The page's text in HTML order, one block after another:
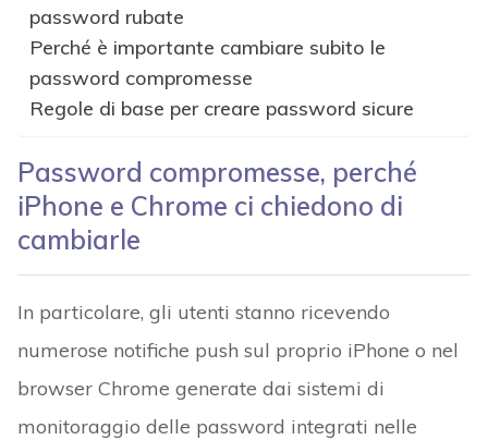
password rubate
Perché è importante cambiare subito le
password compromesse
Regole di base per creare password sicure
Password compromesse, perché
iPhone e Chrome ci chiedono di
cambiarle
In particolare, gli utenti stanno ricevendo
numerose notifiche push sul proprio iPhone o nel
browser Chrome generate dai sistemi di
monitoraggio delle password integrati nelle